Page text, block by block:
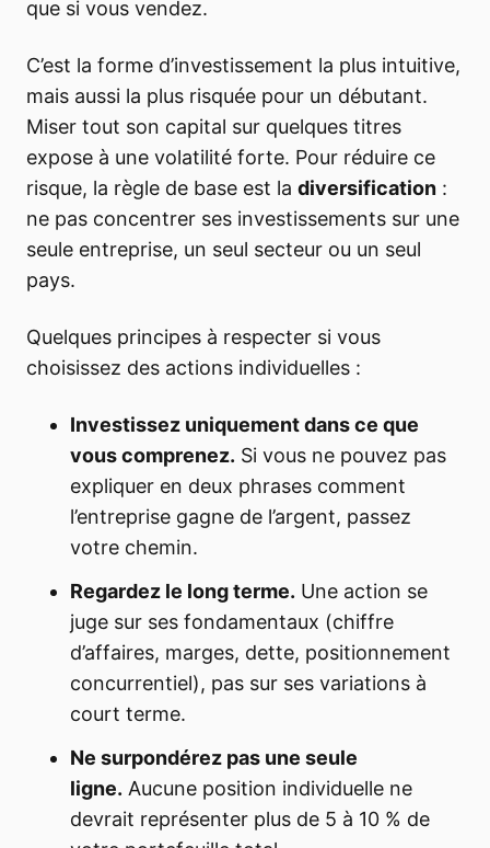
que si vous vendez.
C’est la forme d’investissement la plus intuitive,
mais aussi la plus risquée pour un débutant.
Miser tout son capital sur quelques titres
expose à une volatilité forte. Pour réduire ce
risque, la règle de base est la diversification :
ne pas concentrer ses investissements sur une
seule entreprise, un seul secteur ou un seul
pays.
Quelques principes à respecter si vous
choisissez des actions individuelles :
Investissez uniquement dans ce que
vous comprenez. Si vous ne pouvez pas
expliquer en deux phrases comment
l’entreprise gagne de l’argent, passez
votre chemin.
Regardez le long terme. Une action se
juge sur ses fondamentaux (chiffre
d’affaires, marges, dette, positionnement
concurrentiel), pas sur ses variations à
court terme.
Ne surpondérez pas une seule
ligne. Aucune position individuelle ne
devrait représenter plus de 5 à 10 % de